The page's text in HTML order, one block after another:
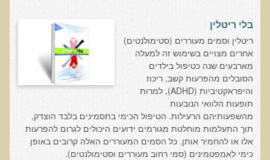
מהי רפואה פונקציונאלית טבעית?
שאלונים רפואיים פונקציונאליים
טופס קבלה לייעוץ קליני
טופס הרשמה לקבלת ייעוץ / טיפול + טופס פרטי בריאות
היסטוריה כרונולוגית
שאלון DASS
בלי ריטלין
ריטלין וסמים מעוררים (סטימולנטים)
אחרים מצויים בשימוש זה למעלה
מארבעים שנה כטיפול בילדים
הסובלים מהפרעות קשב, ריכוז
והיפראקטיביות (ADHD), למרות
תופעות הלוואי הנובעות
מהשפעותיהם הרעילות. הטיפול הכימי בתסמינים בלבד הוצדק,
תוך התעלמות מוחלטת מגורמים ידועים היכולים לגרום להפרעות
אלו או להחמיר אותן. כל הסמים המעוררים האלה קרובים באופן
כימי לאמפטמינים (סמי רחוב מעוררים וסטימולנטים).